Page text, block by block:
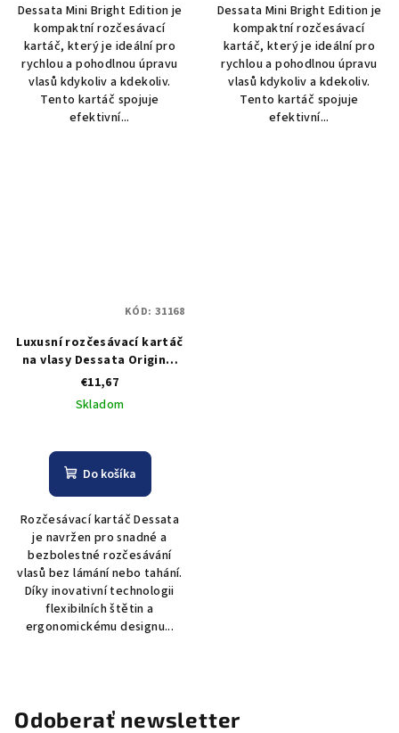
Dessata Mini Bright Edition je
kompaktní rozčesávací
kartáč, který je ideální pro
rychlou a pohodlnou úpravu
vlasů kdykoliv a kdekoliv.
Tento kartáč spojuje
efektivní...
Dessata Mini Bright Edition je
kompaktní rozčesávací
kartáč, který je ideální pro
rychlou a pohodlnou úpravu
vlasů kdykoliv a kdekoliv.
Tento kartáč spojuje
efektivní...
Luxusní rozčesávací kartáč
na vlasy Dessata Original
Bright Purple - fialová
€11,67
Skladom
Do košíka
Rozčesávací kartáč Dessata
je navržen pro snadné a
bezbolestné rozčesávání
vlasů bez lámání nebo tahání.
Díky inovativní technologii
flexibilních štětin a
ergonomickému designu...
KÓD: 31168
Odoberať newsletter